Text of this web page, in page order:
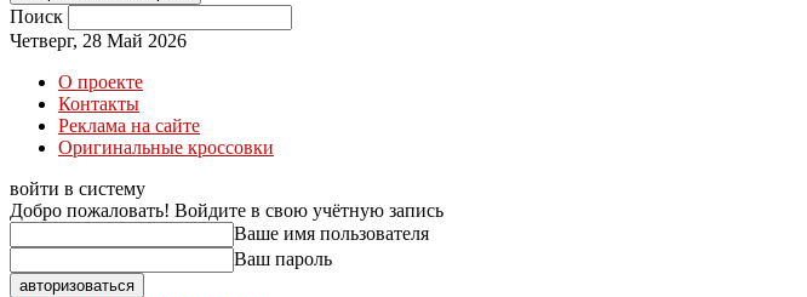
Поиск
Четверг, 28 Май 2026
О проекте
Контакты
Реклама на сайте
Оригинальные кроссовки
войти в систему
Добро пожаловать! Войдите в свою учётную запись
Ваше имя пользователя
Ваш пароль